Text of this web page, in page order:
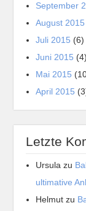
September
August 2015
Juli 2015 (6)
Juni 2015 (4)
Mai 2015
April 2015
Letzte
Ursula zu
ultimative
Helmut zu